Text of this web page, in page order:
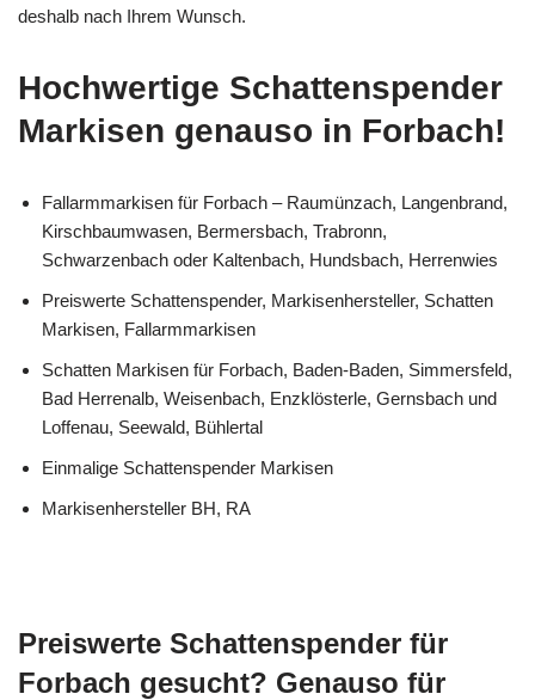
deshalb nach Ihrem Wunsch.
Hochwertige Schattenspender
Markisen genauso in Forbach!
Fallarmmarkisen für Forbach – Raumünzach, Langenbrand,
Kirschbaumwasen, Bermersbach, Trabronn,
Schwarzenbach oder Kaltenbach, Hundsbach, Herrenwies
Preiswerte Schattenspender, Markisenhersteller, Schatten
Markisen, Fallarmmarkisen
Schatten Markisen für Forbach, Baden-Baden, Simmersfeld,
Bad Herrenalb, Weisenbach, Enzklösterle, Gernsbach und
Loffenau, Seewald, Bühlertal
Einmalige Schattenspender Markisen
Markisenhersteller BH, RA
Preiswerte Schattenspender für
Forbach gesucht? Genauso für